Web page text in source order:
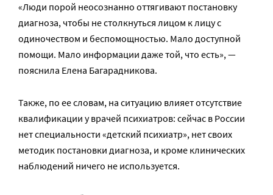
«Люди порой неосознанно оттягивают постановку
диагноза, чтобы не столкнуться лицом к лицу с
одиночеством и беспомощностью. Мало доступной
помощи. Мало информации даже той, что есть», —
пояснила Елена Багарадникова.
Также, по ее словам, на ситуацию влияет отсутствие
квалификации у врачей психиатров: сейчас в России
нет специальности «детский психиатр», нет своих
методик постановки диагноза, и кроме клинических
наблюдений ничего не используется.